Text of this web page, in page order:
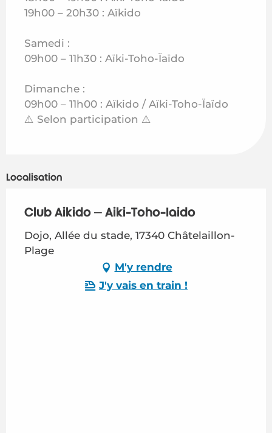
19h00 – 20h30 : Aïkido
Samedi :
09h00 – 11h30 : Aïki-Toho-Ïaïdo
Dimanche :
09h00 – 11h00 : Aïkido / Aïki-Toho-Ïaïdo
⚠️ Selon participation ⚠️
Localisation
Club Aïkido – Aïki-Toho-Ïaïdo
Dojo, Allée du stade, 17340 Châtelaillon-
Plage
M'y rendre
J'y vais en train !